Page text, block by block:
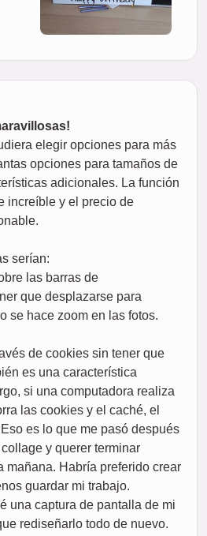
elegir opciones para más
opciones para tamaños de
adicionales. La función
increíble y el precio de
serían:
las barras de
que desplazarse para
se hace zoom en las fotos.
de cookies sin tener que
es una característica
si una computadora realiza
las cookies y el caché, el
es lo que me pasó después
y querer terminar
mañana. Habría preferido crear
guardar mi trabajo.
una captura de pantalla de mi
rediseñarlo todo de nuevo.